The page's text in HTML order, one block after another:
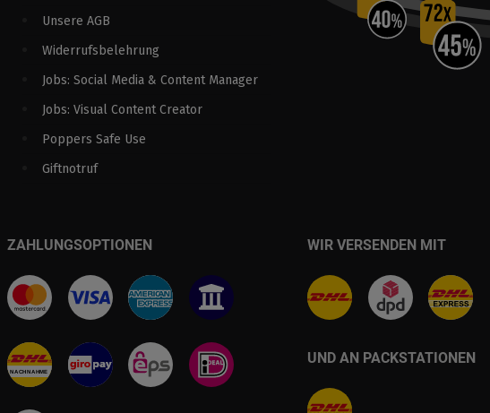
Unsere AGB
Widerrufsbelehrung
Jobs: Social Media & Content Manager
Jobs: Visual Content Creator
Poppers Safe Use
Giftnotruf
ZAHLUNGSOPTIONEN WIR VERSENDEN MIT
UND AN PACKSTATIONEN